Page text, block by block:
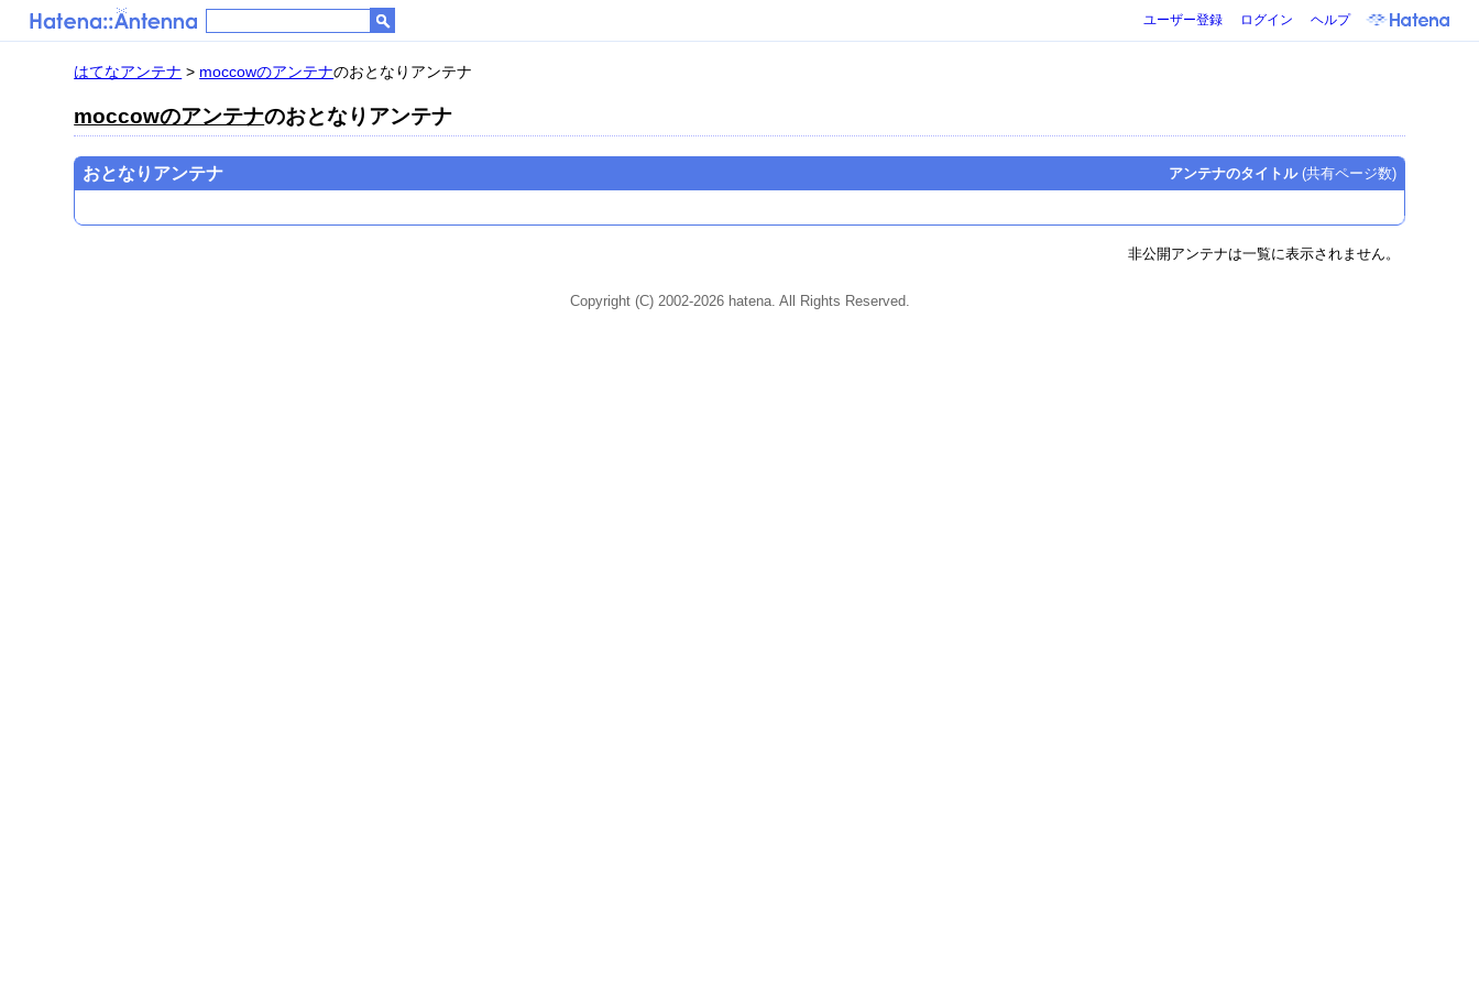
ユーザー登録 ログイン ヘルプ
はてなアンテナ > moccowのアンテナのおとなりアンテナ
moccowのアンテナのおとなりアンテナ
おとなりアンテナ アンテナのタイトル(共有ページ数)
非公開アンテナは一覧に表示されません。
Copyright (C) 2002-2026 hatena. All Rights Reserved.